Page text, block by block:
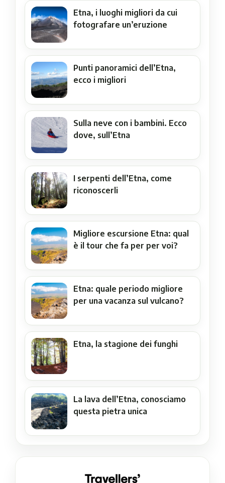
Etna, i luoghi migliori da cui
fotografare un’eruzione
Punti panoramici dell’Etna,
ecco i migliori
Sulla neve con i bambini. Ecco
dove, sull’Etna
I serpenti dell’Etna, come
riconoscerli
Migliore escursione Etna: qual
è il tour che fa per per voi?
Etna: quale periodo migliore
per una vacanza sul vulcano?
Etna, la stagione dei funghi
La lava dell’Etna, conosciamo
questa pietra unica